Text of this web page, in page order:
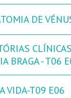
DE
BRAGA - T06
VIDA-T09 E06